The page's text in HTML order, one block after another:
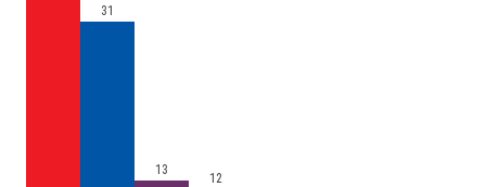
31
13
12